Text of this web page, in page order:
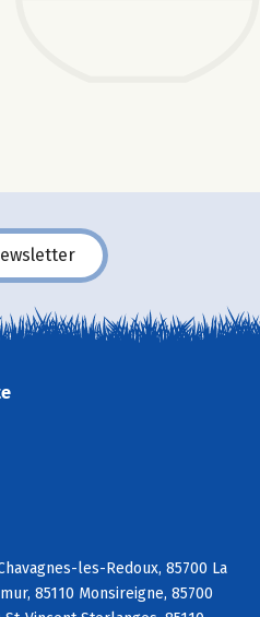
les-Redoux, 85700 La
85110 Monsireigne, 85700